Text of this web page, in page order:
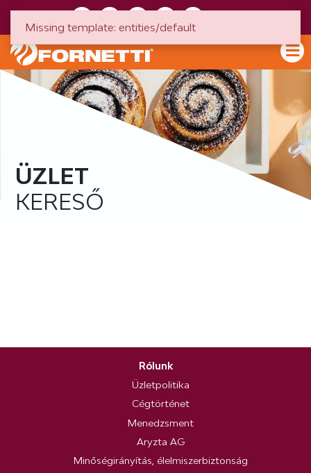
ÜZLET
KERESŐ
Rólunk
Üzletpolitika
Cégtörténet
Menedzsment
Aryzta AG
Minőségirányítás, élelmiszerbiztonság
Missing template: entities/default